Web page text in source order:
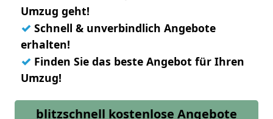
Umzug geht!
✓ Schnell & unverbindlich Angebote
erhalten!
✓ Finden Sie das beste Angebot für Ihren
Umzug!
blitzschnell kostenlose Angebote